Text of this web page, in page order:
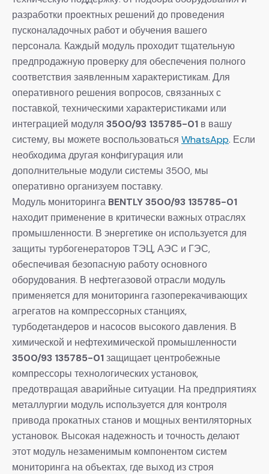
разработки проектных решений до проведения
пусконаладочных работ и обучения вашего
персонала. Каждый модуль проходит тщательную
предпродажную проверку для обеспечения полного
соответствия заявленным характеристикам. Для
оперативного решения вопросов, связанных с
поставкой, техническими характеристиками или
интеграцией модуля 3500/93 135785-01 в вашу
систему, вы можете воспользоваться WhatsApp. Если
необходима другая конфигурация или
дополнительные модули системы 3500, мы
оперативно организуем поставку.
Модуль мониторинга BENTLY 3500/93 135785-01
находит применение в критически важных отраслях
промышленности. В энергетике он используется для
защиты турбогенераторов ТЭЦ, АЭС и ГЭС,
обеспечивая безопасную работу основного
оборудования. В нефтегазовой отрасли модуль
применяется для мониторинга газоперекачивающих
агрегатов на компрессорных станциях,
турбодетандеров и насосов высокого давления. В
химической и нефтехимической промышленности
3500/93 135785-01защищает центробежные
компрессоры технологических установок,
предотвращая аварийные ситуации. На предприятиях
металлургии модуль используется для контроля
привода прокатных станов и мощных вентиляторных
установок. Высокая надежность и точность делают
этот модуль незаменимым компонентом систем
мониторинга на объектах, где выход из строя